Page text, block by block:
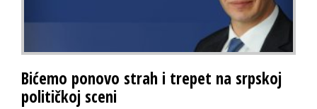
Bićemo ponovo strah i trepet na srpskoj
političkoj sceni